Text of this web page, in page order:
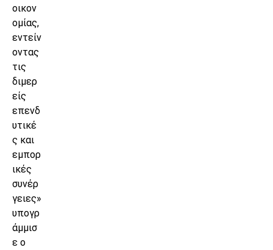
οικον
ομίας,
εντείν
οντας
τις
διμερ
είς
επενδ
υτικέ
ς και
εμπορ
ικές
συνέρ
γειες»
υπογρ
άμμισ
ε ο